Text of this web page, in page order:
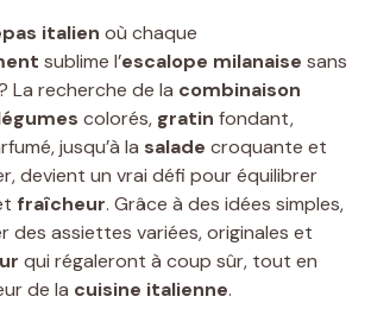
italien où chaque
sublime l’escalope milanaise sans
La recherche de la combinaison
colorés, gratin fondant,
jusqu’à la salade croquante et
devient un vrai défi pour équilibrer
fraîcheur. Grâce à des idées simples,
des assiettes variées, originales et
qui régaleront à coup sûr, tout en
de la cuisine italienne.